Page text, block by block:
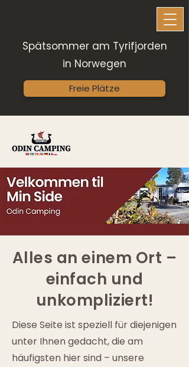
​​Spätsommer am Tyrifjorden
in Norwegen
Freie Plätze
Alles an einem Ort –
einfach und
unkompliziert!
Diese Seite ist speziell für diejenigen
unter Ihnen gedacht, die am
häufigsten hier sind – unsere